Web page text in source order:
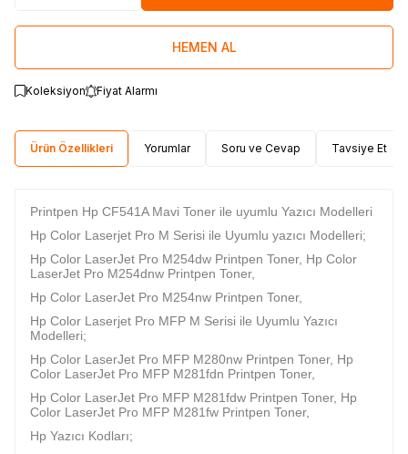
HEMEN AL
Koleksiyon Fiyat Alarmı
Ürün Özellikleri Yorumlar Soru ve Cevap Tavsiye Et
Printpen Hp CF541A Mavi Toner ile uyumlu Yazıcı Modelleri
Hp Color Laserjet Pro M Serisi ile Uyumlu yazıcı Modelleri;
Hp Color LaserJet Pro M254dw Printpen Toner, Hp Color
LaserJet Pro M254dnw Printpen Toner,
Hp Color LaserJet Pro M254nw Printpen Toner,
Hp Color Laserjet Pro MFP M Serisi ile Uyumlu Yazıcı
Modelleri;
Hp Color LaserJet Pro MFP M280nw Printpen Toner, Hp
Color LaserJet Pro MFP M281fdn Printpen Toner,
Hp Color LaserJet Pro MFP M281fdw Printpen Toner, Hp
Color LaserJet Pro MFP M281fw Printpen Toner,
Hp Yazıcı Kodları;